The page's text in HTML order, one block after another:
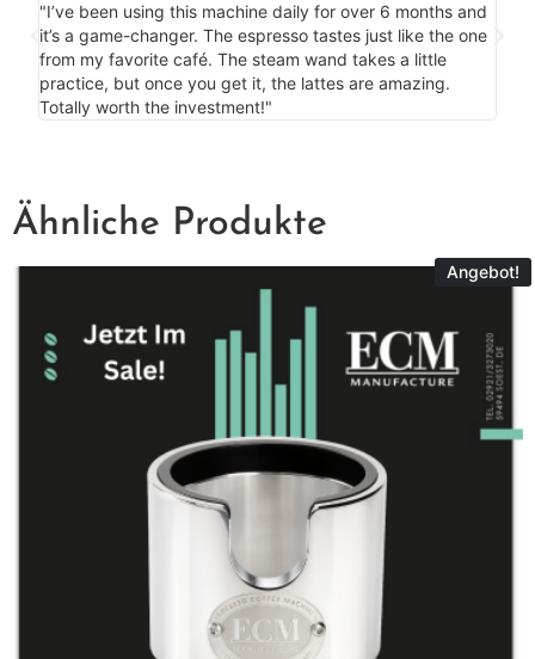
"I’ve been using this machine daily for over 6 months and
it’s a game-changer. The espresso tastes just like the one
from my favorite café. The steam wand takes a little
practice, but once you get it, the lattes are amazing.
Totally worth the investment!"
Ähnliche Produkte
Angebot!